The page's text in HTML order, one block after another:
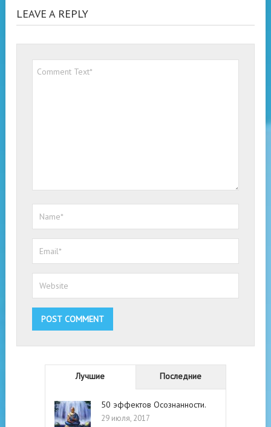
LEAVE A REPLY
Лучшие Последние
50 эффектов Осознанности.
29 июля, 2017